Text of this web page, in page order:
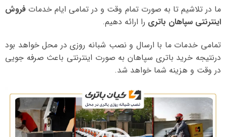
ما در تلاشیم تا به صورت تمام وقت و در تمامی ایام خدمات فروش
اینترنتی سپاهان باتری را ارائه دهیم.
تمامی خدمات ما با ارسال و نصب شبانه روزی در محل خواهد بود
درنتیجه خرید باتری سپاهان به صورت اینترنتی باعث صرفه جویی
در وقت و هزینه شما خواهد شد.
نمایشگر
ویدیو